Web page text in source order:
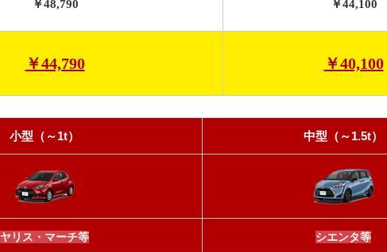
￥48,790 ￥44,100
￥44,790 ￥40,100
小型（～1t） 中型（～1.5t）
ヤリス・マーチ等 シエンタ等